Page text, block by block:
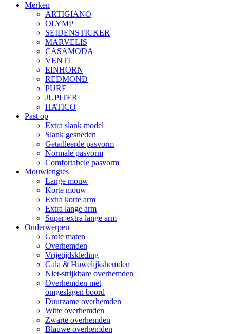
Merken
ARTIGIANO
OLYMP
SEIDENSTICKER
MARVELIS
CASAMODA
VENTI
EINHORN
REDMOND
PURE
JUPITER
HATICO
Past op
Extra slank model
Slank gesneden
Getailleerde pasvorm
Normale pasvorm
Comfortabele pasvorm
Mouwlengtes
Lange mouw
Korte mouw
Extra korte arm
Extra lange arm
Super-extra lange arm
Onderwerpen
Grote maten
Overhemden
Vrijetijdskleding
Gala & Huwelijkshemden
Niet-strijkbare overhemden
Overhemden met
omgeslagen boord
Duurzame overhemden
Witte overhemden
Zwarte overhemden
Blauwe overhemden